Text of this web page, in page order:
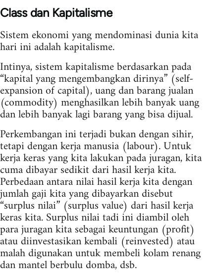
Class dan Kapitalisme
Sistem ekonomi yang mendominasi dunia kita
hari ini adalah kapitalisme.
Intinya, sistem kapitalisme berdasarkan pada
“kapital yang mengembangkan dirinya” (self-
expansion of capital), uang dan barang jualan
(commodity) menghasilkan lebih banyak uang
dan lebih banyak lagi barang yang bisa dijual.
Perkembangan ini terjadi bukan dengan sihir,
tetapi dengan kerja manusia (labour). Untuk
kerja keras yang kita lakukan pada juragan, kita
cuma dibayar sedikit dari hasil kerja kita.
Perbedaan antara nilai hasil kerja kita dengan
jumlah gaji kita yang dibayarkan disebut
“surplus nilai” (surplus value) dari hasil kerja
keras kita. Surplus nilai tadi ini diambil oleh
para juragan kita sebagai keuntungan (profit)
atau diinvestasikan kembali (reinvested) atau
malah digunakan untuk membeli kolam renang
dan mantel berbulu domba, dsb.